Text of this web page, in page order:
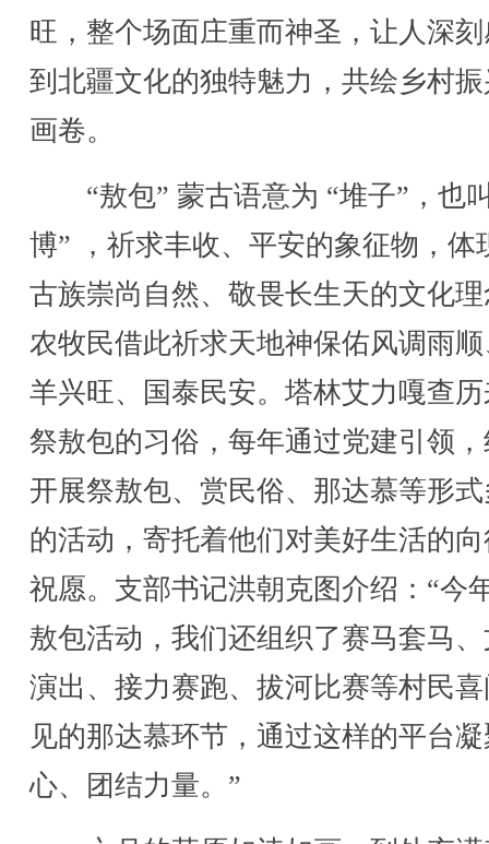
旺，整个场面庄重而神圣，让人深
到北疆文化的独特魅力，共绘乡村
画卷。
“敖包” 蒙古语意为 “堆子”，也
博” ，祈求丰收、平安的象征物，体
古族崇尚自然、敬畏长生天的文化
农牧民借此祈求天地神保佑风调雨
羊兴旺、国泰民安。塔林艾力嘎查
祭敖包的习俗，每年通过党建引领
开展祭敖包、赏民俗、那达慕等形
的活动，寄托着他们对美好生活的
祝愿。支部书记洪朝克图介绍：“今
敖包活动，我们还组织了赛马套马
演出、接力赛跑、拔河比赛等村民
见的那达慕环节，通过这样的平台
心、团结力量。”